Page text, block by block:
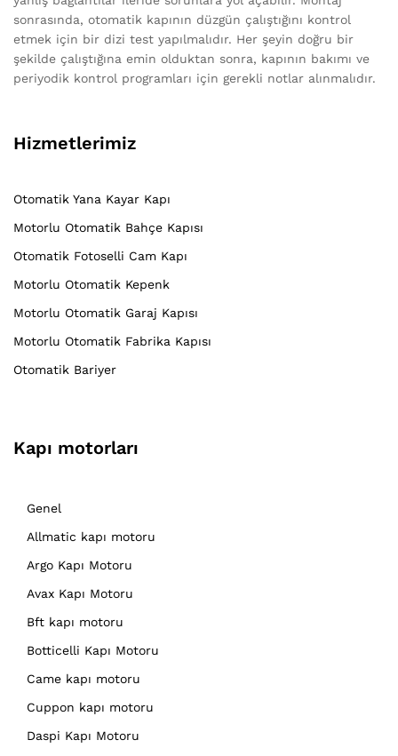
sonrasında, otomatik kapının düzgün çalıştığını kontrol
etmek için bir dizi test yapılmalıdır. Her şeyin doğru bir
şekilde çalıştığına emin olduktan sonra, kapının bakımı ve
periyodik kontrol programları için gerekli notlar alınmalıdır.
Hizmetlerimiz
Otomatik Yana Kayar Kapı
Motorlu Otomatik Bahçe Kapısı
Otomatik Fotoselli Cam Kapı
Motorlu Otomatik Kepenk
Motorlu Otomatik Garaj Kapısı
Motorlu Otomatik Fabrika Kapısı
Otomatik Bariyer
Kapı motorları
Genel
Allmatic kapı motoru
Argo Kapı Motoru
Avax Kapı Motoru
Bft kapı motoru
Botticelli Kapı Motoru
Came kapı motoru
Cuppon kapı motoru
Daspi Kapı Motoru